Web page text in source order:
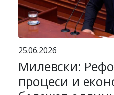
25.06.2026
Милевски:
процеси и